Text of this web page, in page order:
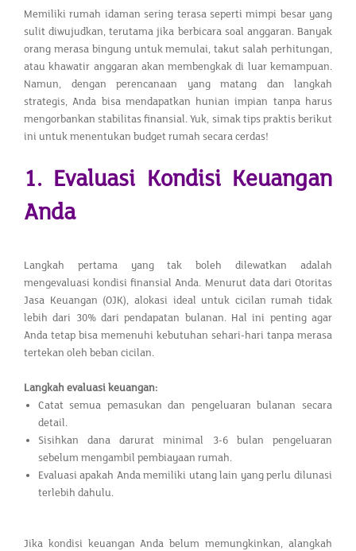
Memiliki rumah idaman sering terasa seperti mimpi besar yang
sulit diwujudkan, terutama jika berbicara soal anggaran. Banyak
orang merasa bingung untuk memulai, takut salah perhitungan,
atau khawatir anggaran akan membengkak di luar kemampuan.
Namun, dengan perencanaan yang matang dan langkah
strategis, Anda bisa mendapatkan hunian impian tanpa harus
mengorbankan stabilitas finansial. Yuk, simak tips praktis berikut
ini untuk menentukan budget rumah secara cerdas!
1. Evaluasi Kondisi Keuangan
Anda
Langkah pertama yang tak boleh dilewatkan adalah
mengevaluasi kondisi finansial Anda. Menurut data dari Otoritas
Jasa Keuangan (OJK), alokasi ideal untuk cicilan rumah tidak
lebih dari 30% dari pendapatan bulanan. Hal ini penting agar
Anda tetap bisa memenuhi kebutuhan sehari-hari tanpa merasa
tertekan oleh beban cicilan.
Langkah evaluasi keuangan:
Catat semua pemasukan dan pengeluaran bulanan secara
detail.
Sisihkan dana darurat minimal 3-6 bulan pengeluaran
sebelum mengambil pembiayaan rumah.
Evaluasi apakah Anda memiliki utang lain yang perlu dilunasi
terlebih dahulu.
Jika kondisi keuangan Anda belum memungkinkan, alangkah